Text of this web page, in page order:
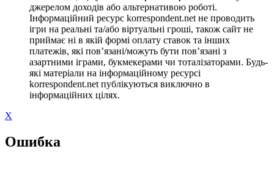
джерелом доходів або альтернативою роботі.
Інформаційний ресурс korrespondent.net не проводить
ігри на реальні та/або віртуальні гроші, також сайт не
приймає ні в якій формі оплату ставок та інших
платежів, які пов’язані/можуть бути пов’язані з
азартними іграми, букмекерами чи тоталізаторами. Будь-
які матеріали на інформаційному ресурсі
korrespondent.net публікуються виключно в
інформаційних цілях.
X
Ошибка